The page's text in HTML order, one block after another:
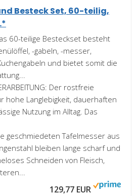
Besteck Set, 60-teilig,
60-teilige Besteckset besteht
-gabeln, -messer,
und bietet somit die
Der rostfreie
hohe Langlebigkeit, dauerhaften
Nutzung im Alltag. Das
geschmiedeten Tafelmesser aus
bleiben lange scharf und
Schneiden von Fleisch,
129,77 EUR